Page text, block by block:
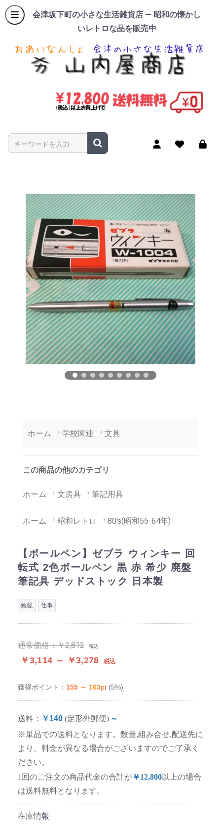
会津坂下町の小さな生活雑貨店 — 昭和の懐かし
いレトロな品を販売中
商品名やキーワードを入力
ホーム 学校関連 文具
この商品の他のカテゴリ
ホーム 文房具 筆記用具
ホーム 昭和レトロ 80's(昭和55-64年)
【ボールペン】ゼブラ ウィンキー 回
転式 2色ボールペン 黒 赤 希少 廃盤
筆記具 デッドストック 日本製
勉強 仕事
通常価格：￥2,812 税込
￥3,114 ～ ￥3,278 税込
獲得ポイント： 155 ～ 163pt (5%)
送料： ￥140 (定形外郵便) ～
※単品での送料となります。数量,組み合せ,配送先に
より、料金が異なる場合がございますのでご了承く
ださい。
1回のご注文の商品代金の合計が￥12,800以上の場合
は送料無料となります。
在庫情報